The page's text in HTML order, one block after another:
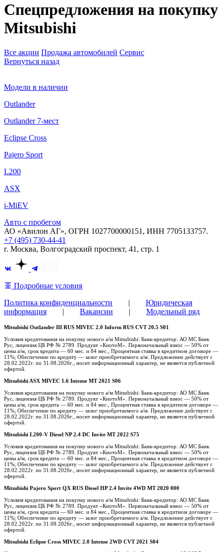
Спецпредложения на покупку
Mitsubishi
Все акции Продажа автомобилей Сервис
Вернуться назад
Модели в наличии
Outlander
Outlander 7-мест
Eclipse Cross
Pajero Sport
L200
ASX
i-MiEV
Авто с пробегом
АО «Авилон АГ», ОГРН 1027700000151, ИНН 7705133757.
+7 (495) 730-44-41
г. Москва, Волгоградский проспект, 41, стр. 1
Подробные условия
Политика конфиденциальности | Юридическая
информация | Вакансии | Модельный ряд
Mitsubishi Outlander III RUS MIVEC 2.0 Inform RUS CVT 20.5 S01
Условия кредитования на покупку нового а/м Mitsubishi: Банк-кредитор: АО МС Банк
Рус, лицензия ЦБ РФ № 2789. Продукт «КиотоМ». Первоначальный взнос — 50% от
цены а/м, срок кредита — 60 мес. и 84 мес., Процентная ставка в кредитном договоре —
11%; Обеспечение по кредиту — залог приобретаемого а/м. Предложение действует с
28.02.2022г. по 31.08.2026г., носит информационный характер, не является публичной
офертой.
Mitsubishi ASX MIVEC 1.6 Intense MT 2021 S06
Условия кредитования на покупку нового а/м Mitsubishi: Банк-кредитор: АО МС Банк
Рус, лицензия ЦБ РФ № 2789. Продукт «КиотоМ». Первоначальный взнос — 50% от
цены а/м, срок кредита — 60 мес. и 84 мес., Процентная ставка в кредитном договоре —
11%; Обеспечение по кредиту — залог приобретаемого а/м. Предложение действует с
28.02.2022г. по 31.08.2026г., носит информационный характер, не является публичной
офертой.
Mitsubishi L200-V Diesel NP 2.4 DC Invite MT 2022 S75
Условия кредитования на покупку нового а/м Mitsubishi: Банк-кредитор: АО МС Банк
Рус, лицензия ЦБ РФ № 2789. Продукт «КиотоМ». Первоначальный взнос — 50% от
цены а/м, срок кредита — 60 мес. и 84 мес., Процентная ставка в кредитном договоре —
11%; Обеспечение по кредиту — залог приобретаемого а/м. Предложение действует с
28.02.2022г. по 31.08.2026г., носит информационный характер, не является публичной
офертой.
Mitsubishi Pajero Sport QX RUS Diesel HP 2.4 Invite 4WD MT 2020 000
Условия кредитования на покупку нового а/м Mitsubishi: Банк-кредитор: АО МС Банк
Рус, лицензия ЦБ РФ № 2789. Продукт «КиотоМ». Первоначальный взнос — 50% от
цены а/м, срок кредита — 60 мес. и 84 мес., Процентная ставка в кредитном договоре —
11%; Обеспечение по кредиту — залог приобретаемого а/м. Предложение действует с
28.02.2022г. по 31.08.2026г., носит информационный характер, не является публичной
офертой.
Mitsubishi Eclipse Cross MIVEC 2.0 Intense 2WD CVT 2021 S04